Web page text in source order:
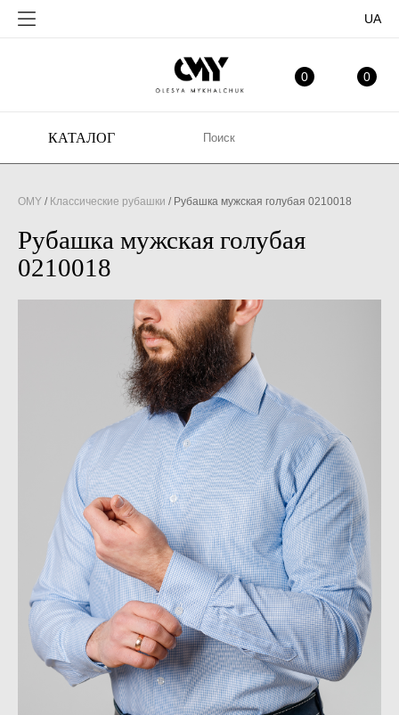
UA
0
0 ИЗБРАННОЕ
КАТАЛОГ
OMY / Классические рубашки / Рубашка мужская голубая 0210018